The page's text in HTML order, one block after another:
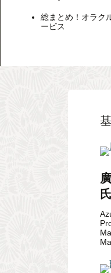
総まとめ！オラク
ービス
氏